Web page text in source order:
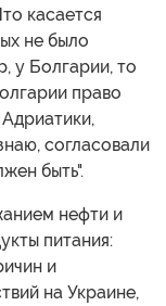
касается
не было
у Болгарии, то
право
согласовали
быть".
нефти и
питания:
и
на Украине,